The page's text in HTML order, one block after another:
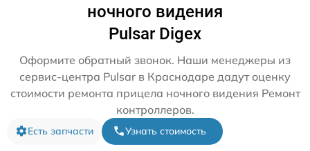
ночного видения
Pulsar Digex
Оформите обратный звонок. Наши менеджеры из
сервис-центра Pulsar в Краснодаре дадут оценку
стоимости ремонта прицела ночного видения Ремонт
контроллеров.
Есть запчасти Узнать стоимость